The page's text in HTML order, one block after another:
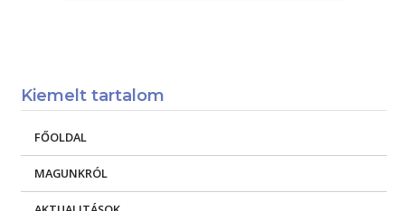
Kiemelt tartalom
FŐOLDAL
MAGUNKRÓL